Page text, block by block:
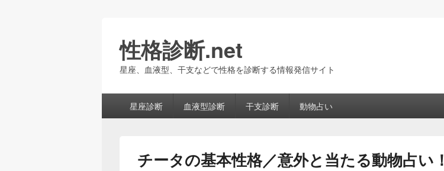
性格診断.net
星座、血液型、干支などで性格を診断する情報発信サイト
星座診断 血液型診断 干支診断 動物占い
チータの基本性格／意外と当たる動物占い！